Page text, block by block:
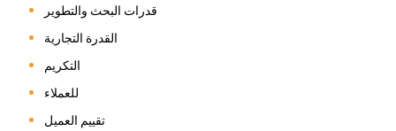
قدرات البحث والتطوير
القدرة التجارية
التكريم
للعملاء
تقييم العميل